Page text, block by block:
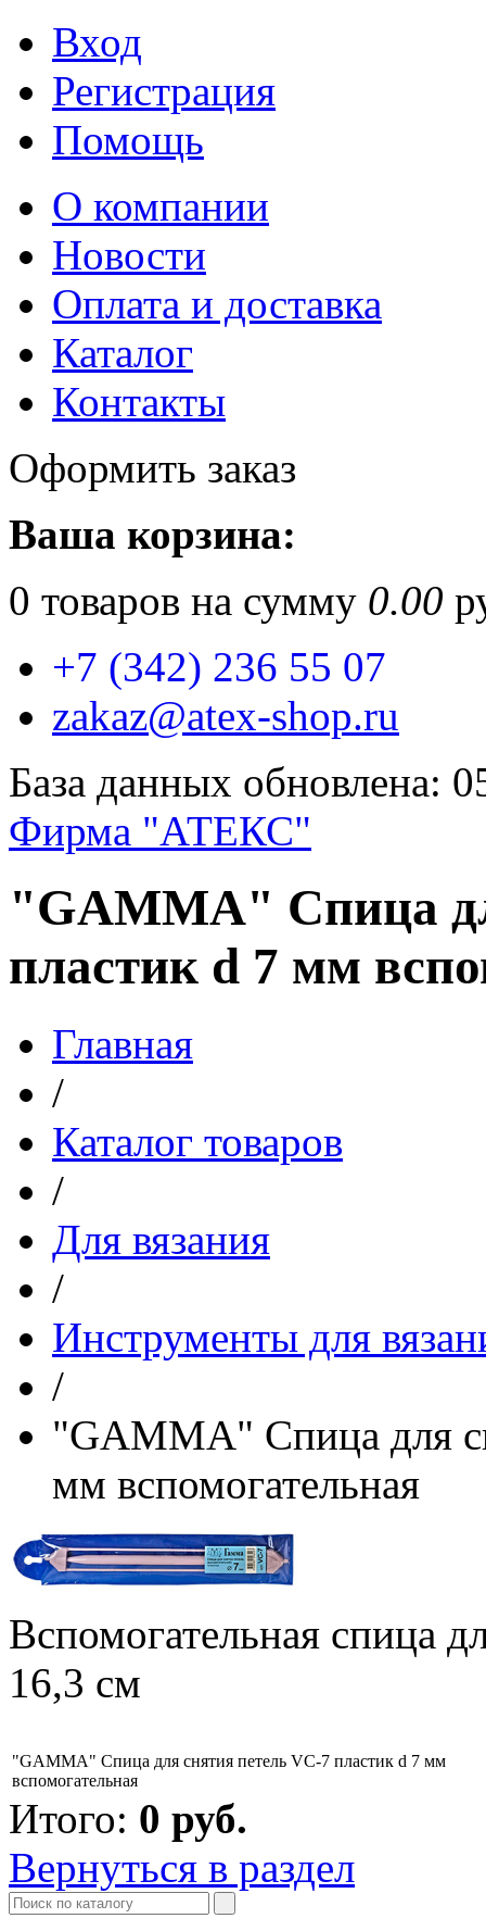
Вход
Регистрация
Помощь
О компании
Новости
Оплата и доставка
Каталог
Контакты
Оформить заказ
Ваша корзина:
0 товаров на сумму 0.00
+7 (342) 236 55 07
zakaz@atex-shop.ru
База данных обновлена:
Фирма "АТЕКС"
"GAMMA" Спица
пластик d 7 мм
Главная
/
Каталог товаров
/
Для вязания
/
Инструменты для
/
"GAMMA" Спица для
мм вспомогательная
Вспомогательная спица
16,3 см
"GAMMA" Спица для снятия петель VC-7 пластик d 7 мм
вспомогательная
Итого: 0 руб.
Вернуться в раздел